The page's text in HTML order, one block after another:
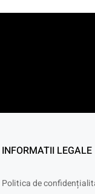
INFORMATII LEGALE
Politica de